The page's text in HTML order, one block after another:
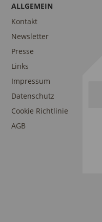
ALLGEMEIN
Kontakt
Newsletter
Presse
Links
Impressum
Datenschutz
Cookie Richtlinie
AGB